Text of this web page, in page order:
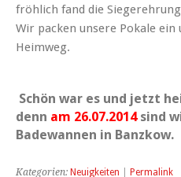
fröhlich fand die
Wir packen unsere Pokale ein
Heimweg.
Schön war es und jetzt
denn am 26.07.2014sind
Badewannen in Banzkow.
Kategorien: Neuigkeiten Permalink